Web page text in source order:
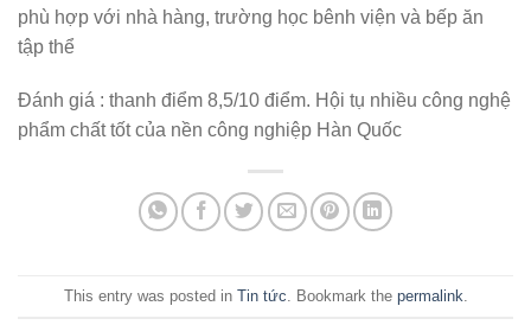
phù hợp với nhà hàng, trường học bênh viện và bếp ăn
tập thể
Đánh giá : thanh điểm 8,5/10 điểm. Hội tụ nhiều công nghệ
phẩm chất tốt của nền công nghiệp Hàn Quốc
This entry was posted in Tin tức . Bookmark the permalink